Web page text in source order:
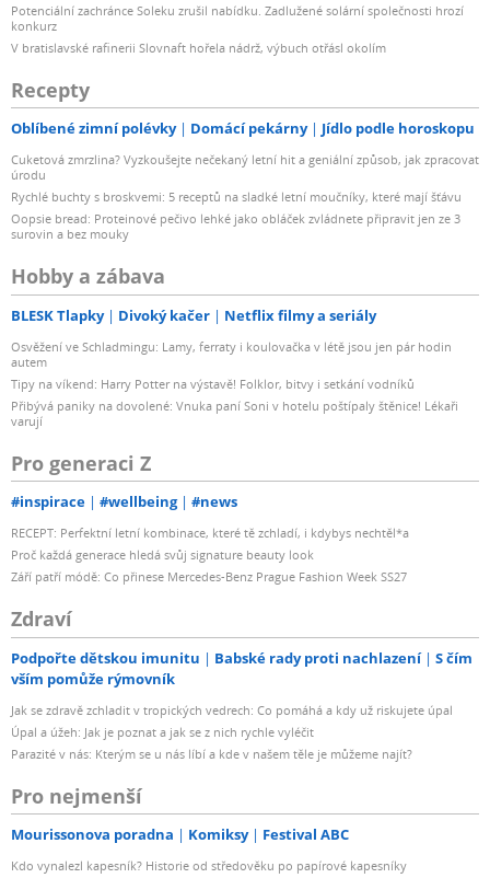
Potenciální zachránce Soleku zrušil nabídku. Zadlužené solární společnosti hrozí
konkurz
V bratislavské rafinerii Slovnaft hořela nádrž, výbuch otřásl okolím
Recepty
Oblíbené zimní polévky Domácí pekárny Jídlo podle horoskopu
Cuketová zmrzlina? Vyzkoušejte nečekaný letní hit a geniální způsob, jak zpracovat
úrodu
Rychlé buchty s broskvemi: 5 receptů na sladké letní moučníky, které mají šťávu
Oopsie bread: Proteinové pečivo lehké jako obláček zvládnete připravit jen ze 3
surovin a bez mouky
Hobby a zábava
BLESK Tlapky Divoký kačer Netflix filmy a seriály
Osvěžení ve Schladmingu: Lamy, ferraty i koulovačka v létě jsou jen pár hodin
autem
Tipy na víkend: Harry Potter na výstavě! Folklor, bitvy i setkání vodníků
Přibývá paniky na dovolené: Vnuka paní Soni v hotelu poštípaly štěnice! Lékaři
varují
Pro generaci Z
#inspirace #wellbeing #news
RECEPT: Perfektní letní kombinace, které tě zchladí, i kdybys nechtěl*a
Proč každá generace hledá svůj signature beauty look
Září patří módě: Co přinese Mercedes-Benz Prague Fashion Week SS27
Zdraví
Podpořte dětskou imunitu Babské rady proti nachlazení
S čím
vším pomůže rýmovník
Jak se zdravě zchladit v tropických vedrech: Co pomáhá a kdy už riskujete úpal
Úpal a úžeh: Jak je poznat a jak se z nich rychle vyléčit
Parazité v nás: Kterým se u nás líbí a kde v našem těle je můžeme najít?
Pro nejmenší
Mourissonova poradna Komiksy Festival ABC
Kdo vynalezl kapesník? Historie od středověku po papírové kapesníky